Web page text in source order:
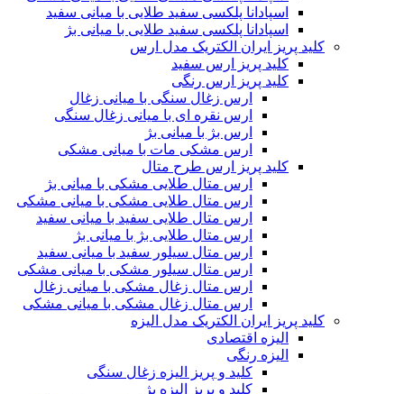
اسپادانا پلکسی سفید طلایی با میانی سفید
اسپادانا پلکسی سفید طلایی با میانی بژ
کلید پریز ایران الکتریک مدل ارس
کلید پریز ارس سفید
کلید پریز ارس رنگی
ارس زغال سنگی با میانی زغال
ارس نقره ای با میانی زغال سنگی
ارس بژ با میانی بژ
ارس مشکی مات با میانی مشکی
کلید پریز ارس طرح متال
ارس متال طلایی مشکی با میانی بژ
ارس متال طلایی مشکی با میانی مشکی
ارس متال طلایی سفید با میانی سفید
ارس متال طلایی بژ با میانی بژ
ارس متال سیلور سفید با میانی سفید
ارس متال سیلور مشکی با میانی مشکی
ارس متال زغال مشکی با میانی زغال
ارس متال زغال مشکی با میانی مشکی
کلید پریز ایران الکتریک مدل الیزه
الیزه اقتصادی
الیزه رنگی
کلید و پریز الیزه زغال سنگی
کلید و پریز الیزه بژ